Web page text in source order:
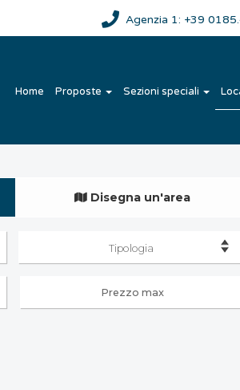
Agenzia 1: +39
Home Proposte Sezioni speciali
Disegna un'area
Tipologia